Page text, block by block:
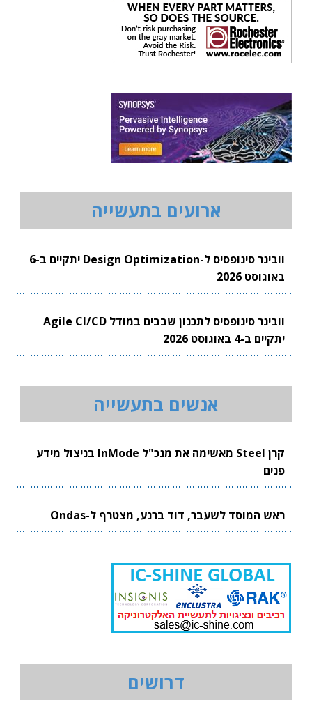
ארועים בתעשייה
וובינר סינופסיס ל-Design Optimization יתקיים ב-6
באוגוסט 2026
וובינר סינופסיס לתכנון שבבים במודל Agile CI/CD
יתקיים ב-4 באוגוסט 2026
אנשים בתעשייה
קרן Steel מאשימה את מנכ"ל InMode בניצול מידע
פנים
ראש המוסד לשעבר, דוד ברנע, מצטרף ל-Ondas
דרושים